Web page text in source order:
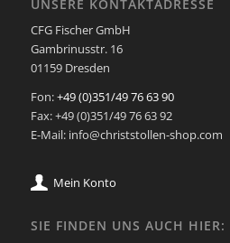
UNSERE KONTAKTADRESSE
CFG Fischer GmbH
Gambrinusstr. 16
01159 Dresden
Fon:+49 (0)351/49 76 63 90
Fax: +49 (0)351/49 76 63 92
E-Mail: info@christstollen-shop.com
Mein Konto
SIE FINDEN UNS AUCH HIER: